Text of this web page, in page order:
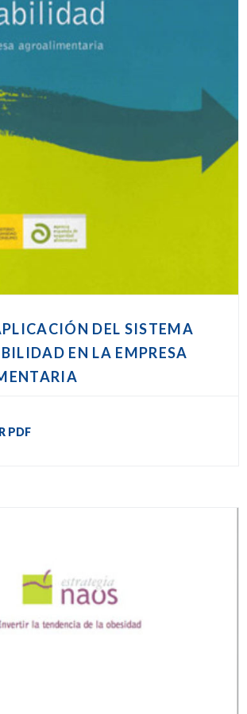
DEL SISTEMA
EN LA EMPRESA
PDF